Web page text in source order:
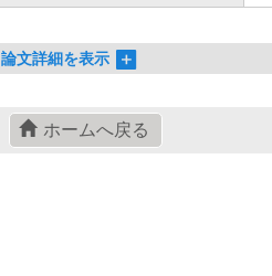
論文詳細を表示
ホームへ戻る